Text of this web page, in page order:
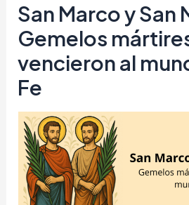
San Marco y San
Gemelos
vencieron al
Fe